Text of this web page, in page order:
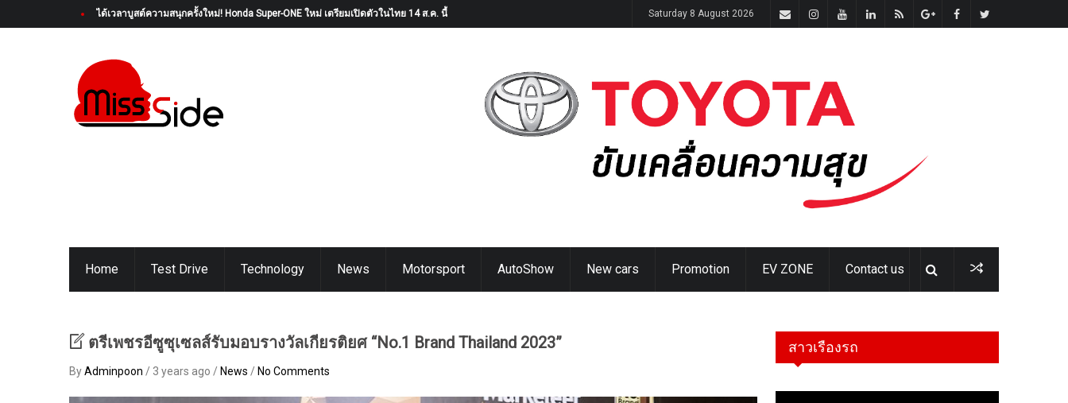
ได้เวลาบูสต์ความสนุกครั้งใหม่! Honda Super-ONE ใหม่ เตรียมเปิดตัวในไทย 14 ส.ค. นี้ Saturday 8 August 2026
Home Test Drive Technology News Motorsport AutoShow New cars Promotion EV ZONE Contact us
ตรีเพชรอีซูซุเซลส์รับมอบรางวัลเกียรติยศ “No.1 Brand Thailand 2023”
ByAdminpoon / 3 years ago / News / No Comments
สาวเรืองรถ